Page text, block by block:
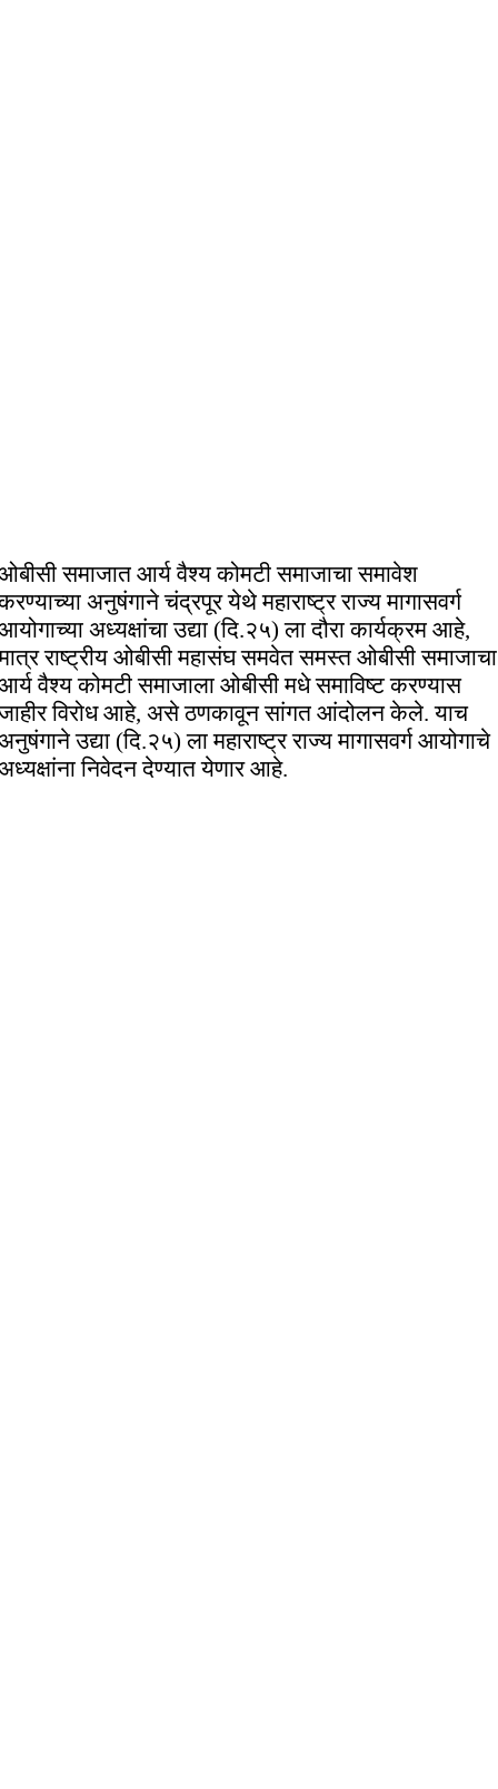
समाजात आर्य वैश्य कोमटी समाजाचा समावेश
अनुषंगाने चंद्रपूर येथे महाराष्ट्र राज्य मागासवर्ग
अध्यक्षांचा उद्या (दि.२५) ला दौरा कार्यक्रम आहे,
राष्ट्रीय ओबीसी महासंघ समवेत समस्त ओबीसी समाजाचा
वैश्य कोमटी समाजाला ओबीसी मधे समाविष्ट करण्यास
विरोध आहे, असे ठणकावून सांगत आंदोलन केले. याच
उद्या (दि.२५) ला महाराष्ट्र राज्य मागासवर्ग आयोगाचे
निवेदन देण्यात येणार आहे.